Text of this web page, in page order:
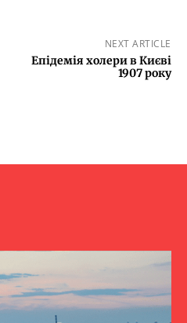
NEXT ARTICLE
Епідемія холери в Києві
1907 року